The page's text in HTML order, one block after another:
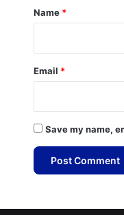
*
Name *
Email *
Save my name,